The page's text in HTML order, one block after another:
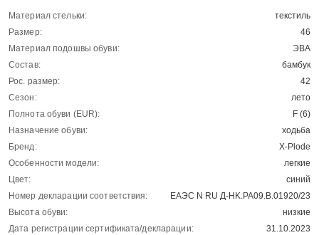
Материал стельки:
текстиль
Размер:
46
Материал подошвы обуви:
ЭВА
Состав:
бамбук
Рос. размер:
42
Сезон:
лето
Полнота обуви (EUR):
F (6)
Назначение обуви:
ходьба
Бренд:
X-Plode
Особенности модели:
легкие
Цвет:
синий
Номер декларации соответствия:
ЕАЭС N RU Д-HK.РА09.В.01920/23
Высота обуви:
низкие
Дата регистрации сертификата/декларации:
31.10.2023